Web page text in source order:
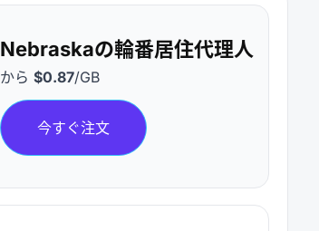
Nebraskaの輪番居住代理人
から $0.87/GB
今すぐ注文